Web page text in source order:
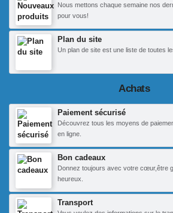
Nous mettons chaque semaine nos
pour vous!
Plan du site
Un plan de site est une liste de toutes
Achats
Paiement sécurisé
Découvrez tous les moyens de
en ligne.
Bon cadeaux
Donnez toujours avec votre cœur,être
heureux.
Transport